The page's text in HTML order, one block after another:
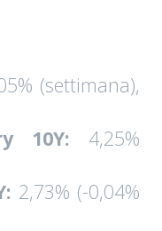
(settimana),
10Y: 4,25%
2,73% (-0,04%